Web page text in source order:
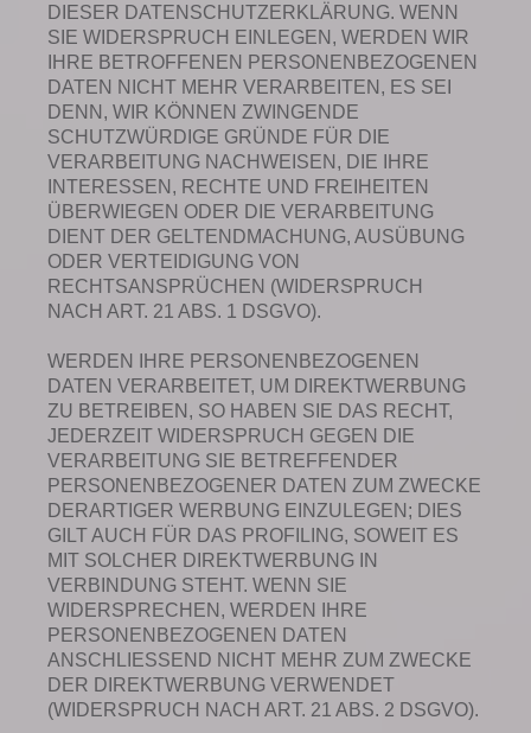
DIESER DATENSCHUTZERKLÄRUNG. WENN
SIE WIDERSPRUCH EINLEGEN, WERDEN WIR
IHRE BETROFFENEN PERSONENBEZOGENEN
DATEN NICHT MEHR VERARBEITEN, ES SEI
DENN, WIR KÖNNEN ZWINGENDE
SCHUTZWÜRDIGE GRÜNDE FÜR DIE
VERARBEITUNG NACHWEISEN, DIE IHRE
INTERESSEN, RECHTE UND FREIHEITEN
ÜBERWIEGEN ODER DIE VERARBEITUNG
DIENT DER GELTENDMACHUNG, AUSÜBUNG
ODER VERTEIDIGUNG VON
RECHTSANSPRÜCHEN (WIDERSPRUCH
NACH ART. 21 ABS. 1 DSGVO).
WERDEN IHRE PERSONENBEZOGENEN
DATEN VERARBEITET, UM DIREKTWERBUNG
ZU BETREIBEN, SO HABEN SIE DAS RECHT,
JEDERZEIT WIDERSPRUCH GEGEN DIE
VERARBEITUNG SIE BETREFFENDER
PERSONENBEZOGENER DATEN ZUM ZWECKE
DERARTIGER WERBUNG EINZULEGEN; DIES
GILT AUCH FÜR DAS PROFILING, SOWEIT ES
MIT SOLCHER DIREKTWERBUNG IN
VERBINDUNG STEHT. WENN SIE
WIDERSPRECHEN, WERDEN IHRE
PERSONENBEZOGENEN DATEN
ANSCHLIESSEND NICHT MEHR ZUM ZWECKE
DER DIREKTWERBUNG VERWENDET
(WIDERSPRUCH NACH ART. 21 ABS. 2 DSGVO).